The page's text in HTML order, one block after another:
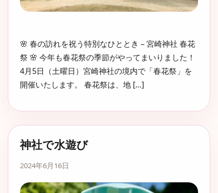
🌸 春の訪れを祝う特別なひととき – 宮崎神社 春花
祭 🌸 今年も春花祭の季節がやってまいりました！
4月5日（土曜日）宮崎神社の境内で「春花祭」を
開催いたします。 春花祭は、地 […]
神社で水遊び
2024年6月16日